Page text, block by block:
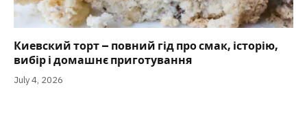
Киевский торт – повний гід про смак, історію,
вибір і домашнє приготування
July 4, 2026